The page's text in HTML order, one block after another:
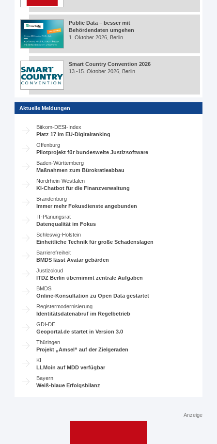
Public Data – besser mit
Behördendaten umgehen
1. Oktober 2026, Berlin
Smart Country Convention 2026
13.-15. Oktober 2026, Berlin
Aktuelle Meldungen
Bitkom-DESI-Index
Platz 17 im EU-Digitalranking
Offenburg
Pilotprojekt für bundesweite Justizsoftware
Baden-Württemberg
Maßnahmen zum Bürokratieabbau
Nordrhein-Westfalen
KI-Chatbot für die Finanzverwaltung
Brandenburg
Immer mehr Fokusdienste angebunden
IT-Planungsrat
Datenqualität im Fokus
Schleswig-Holstein
Einheitliche Technik für große Schadenslagen
Barrierefreiheit
BMDS lässt Avatar gebärden
Justizcloud
ITDZ Berlin übernimmt zentrale Aufgaben
BMDS
Online-Konsultation zu Open Data gestartet
Registermodernisierung
Identitätsdatenabruf im Regelbetrieb
GDI-DE
Geoportal.de startet in Version 3.0
Thüringen
Projekt „Amsel“ auf der Zielgeraden
KI
LLMoin auf MDD verfügbar
Bayern
Weiß-blaue Erfolgsbilanz
Anzeige